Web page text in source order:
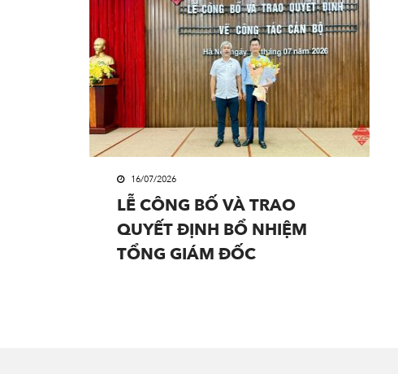
16/07/2026
LỄ CÔNG BỐ VÀ TRAO
QUYẾT ĐỊNH BỔ NHIỆM
TỔNG GIÁM ĐỐC